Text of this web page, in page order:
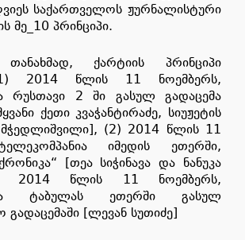
საქართველოს ჟურნალისტური
მე_10 პრინციპი.
თანახმად, ქარტიის პრინციპი
2014 წლის 11 ნოემბერს,
რუსთავი 2 ში გასულ გადაცემა
ქეთი კვაჭანტირაძე, სიუჟეტის
(2) 2014 წლის 11
იმედის ეთერში,
[თეა სიჭინავა და ნანუკა
2014 წლის 11 ნოემბერს,
ტაბულას ეთერში გასულ
გადაცემაში [ლევან სუთიძე]